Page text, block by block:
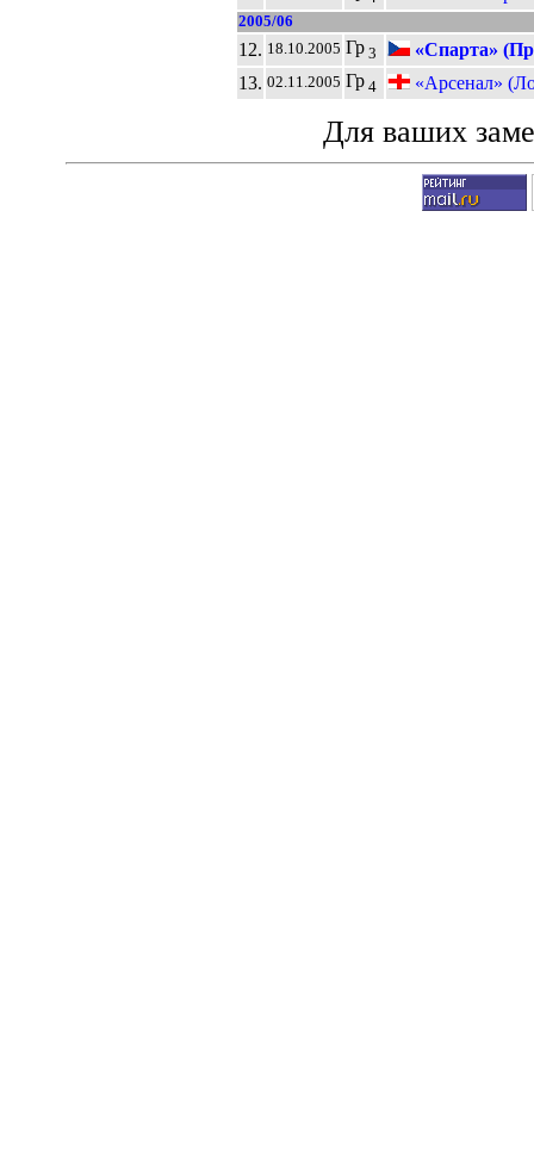
2005/06
12. 18.10.2005 Гр 3
«Спарта»
13. 02.11.2005 Гр 4 «Арсенал»
Для ваших